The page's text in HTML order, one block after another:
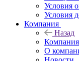
Условия
Условия
Компания
Назад
Компания
О